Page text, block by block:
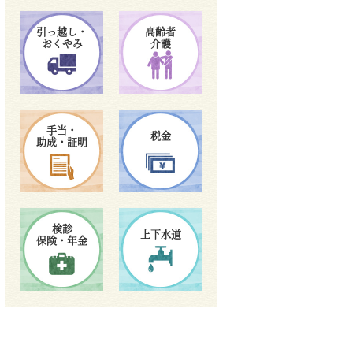
引っ越し・
おくやみ
高齢者
介護
手当・
助成・証明 税金
検診
保険・年金 上下水道